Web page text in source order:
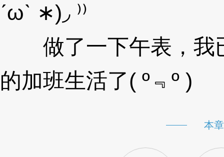
ˊωˋ ∗)◞ ⁾⁾
做了一下午表，我
的加班生活了( º﹃º )
本